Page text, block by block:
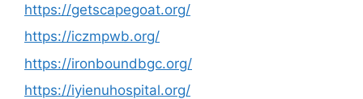
https://getscapegoat.org/
https://iczmpwb.org/
https://ironboundbgc.org/
https://iyienuhospital.org/